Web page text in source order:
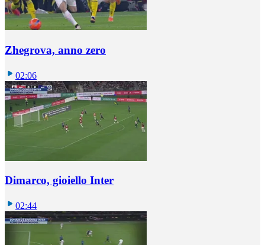
Zhegrova, anno zero
02:06
Dimarco, gioiello Inter
02:44